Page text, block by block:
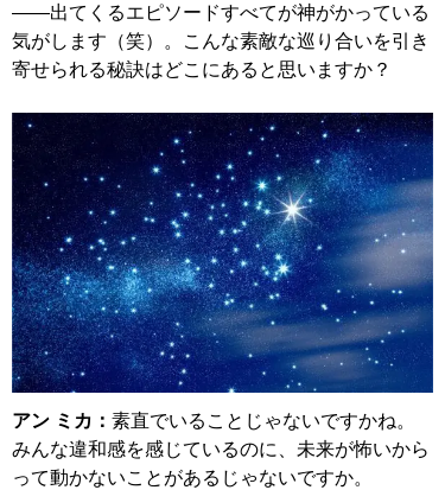
――出てくるエピソードすべてが神がかっている
気がします（笑）。こんな素敵な巡り合いを引き
寄せられる秘訣はどこにあると思いますか？
アン ミカ： 素直でいることじゃないですかね。
みんな違和感を感じているのに、未来が怖いから
って動かないことがあるじゃないですか。